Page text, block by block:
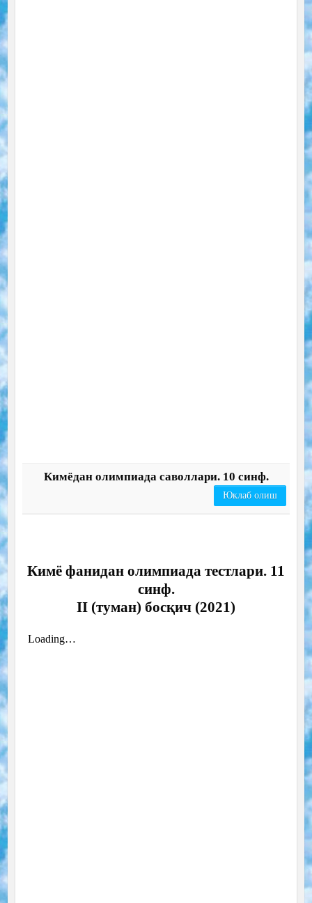
Кимёдан олимпиада саволлари. 10 синф.
Юклаб олиш
Кимё фанидан олимпиада тестлари. 11
синф.
II (туман) босқич (2021)